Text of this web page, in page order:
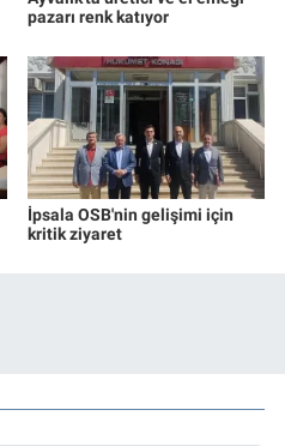
pazarı renk katıyor
İpsala OSB'nin gelişimi için
kritik ziyaret